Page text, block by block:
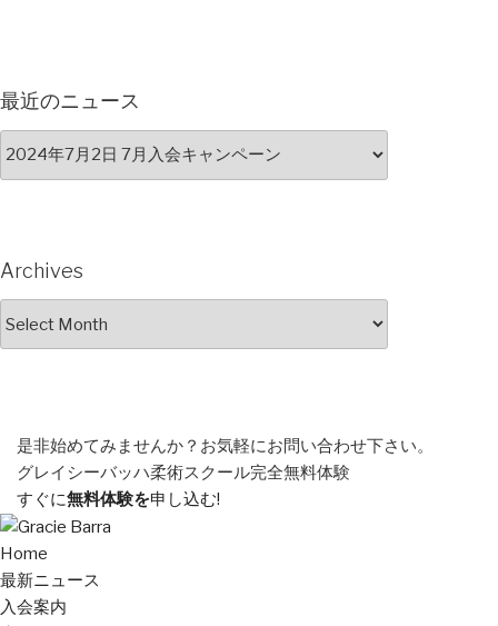
最近のニュース
Archives
是非始めてみませんか？ お気軽にお問い合わせ下さい。
グレイシーバッハ柔術スクール完全無料体験
すぐに無料体験を申し込む!
Home
最新ニュース
入会案内